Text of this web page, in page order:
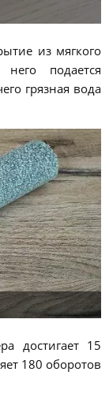
из мягкого
подается
грязная вода
достигает 15
180 оборотов